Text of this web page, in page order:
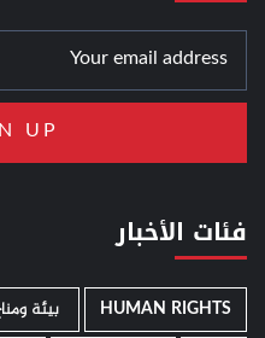
فئات الأخبار
HUMAN RIGHTS بيئة